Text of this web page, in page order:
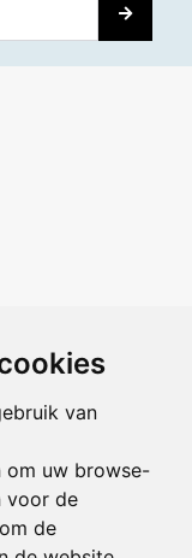
van
om uw browse-
voor de
om de